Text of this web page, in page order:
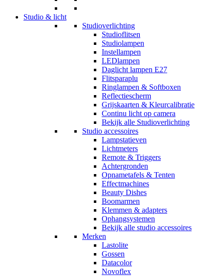
Studio & licht
Studioverlichting
Studioflitsen
Studiolampen
Instellampen
LEDlampen
Daglicht lampen E27
Flitsparaplu
Ringlampen & Softboxen
Reflectiescherm
Grijskaarten & Kleurcalibratie
Continu licht op camera
Bekijk alle Studioverlichting
Studio accessoires
Lampstatieven
Lichtmeters
Remote & Triggers
Achtergronden
Opnametafels & Tenten
Effectmachines
Beauty Dishes
Boomarmen
Klemmen & adapters
Ophangsystemen
Bekijk alle studio accessoires
Merken
Lastolite
Gossen
Datacolor
Novoflex